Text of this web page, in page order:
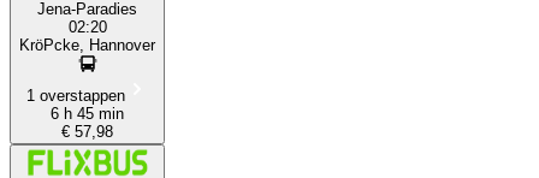
Jena-Paradies
02:20
KröPcke, Hannover
1 overstappen
6 h 45 min
€ 57,98